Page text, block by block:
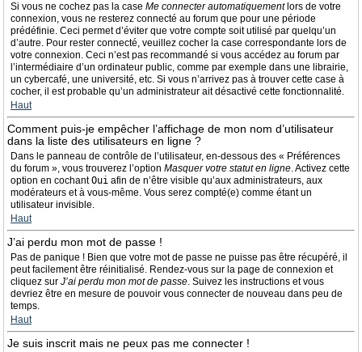
Si vous ne cochez pas la case Me connecter automatiquementlors de votre
connexion, vous ne resterez connecté au forum que pour une période
prédéfinie. Ceci permet d’éviter que votre compte soit utilisé par quelqu’un
d’autre. Pour rester connecté, veuillez cocher la case correspondante lors de
votre connexion. Ceci n’est pas recommandé si vous accédez au forum par
l’intermédiaire d’un ordinateur public, comme par exemple dans une librairie,
un cybercafé, une université, etc. Si vous n’arrivez pas à trouver cette case à
cocher, il est probable qu’un administrateur ait désactivé cette fonctionnalité.
Haut
Comment puis-je empêcher l’affichage de mon nom d’utilisateur
dans la liste des utilisateurs en ligne ?
Dans le panneau de contrôle de l’utilisateur, en-dessous des « Préférences
du forum », vous trouverez l’option Masquer votre statut en ligne. Activez cette
option en cochantOui afin de n’être visible qu’aux administrateurs, aux
modérateurs et à vous-même. Vous serez compté(e) comme étant un
utilisateur invisible.
Haut
J’ai perdu mon mot de passe !
Pas de panique ! Bien que votre mot de passe ne puisse pas être récupéré, il
peut facilement être réinitialisé. Rendez-vous sur la page de connexion et
cliquez sur J’ai perdu mon mot de passe. Suivez les instructions et vous
devriez être en mesure de pouvoir vous connecter de nouveau dans peu de
temps.
Haut
Je suis inscrit mais ne peux pas me connecter !